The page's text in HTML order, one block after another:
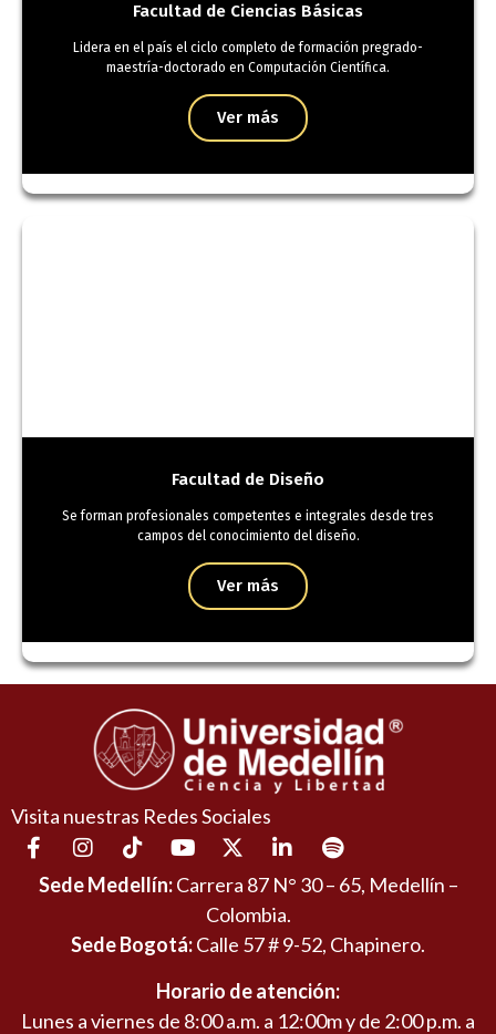
Facultad de Ciencias Básicas
Lidera en el país el ciclo completo de formación pregrado-
maestría-doctorado en Computación Científica.
Ver más
Facultad de Diseño
Se forman profesionales competentes e integrales desde tres
campos del conocimiento del diseño.
Ver más
Visita nuestras Redes Sociales
Sede Medellín:Carrera 87 N° 30 – 65, Medellín –
Colombia.
Sede Bogotá:Calle 57 # 9-52, Chapinero.
Horario de atención:
Lunes a viernes de 8:00 a.m. a 12:00m y de 2:00 p.m. a